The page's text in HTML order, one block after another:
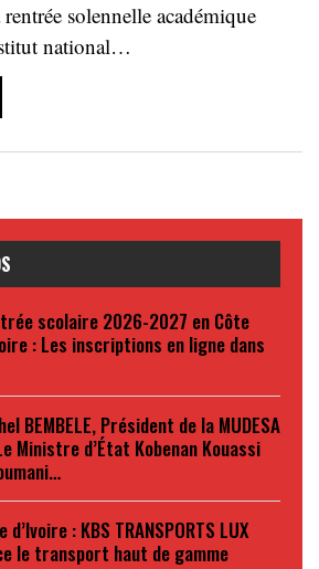
solennelle académique
national…
scolaire 2026-2027 en Côte
: Les inscriptions en ligne dans
BEMBELE, Président de la MUDESA
Ministre d’État Kobenan Kouassi
d’Ivoire : KBS TRANSPORTS LUX
le transport haut de gamme